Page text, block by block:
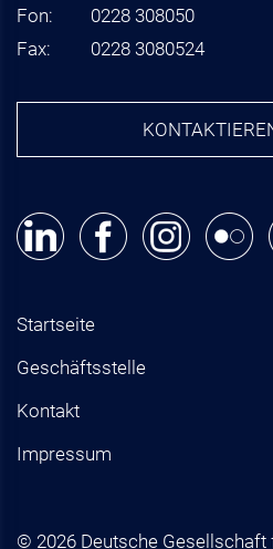
Fon:
0228 308050
Fax:
0228 3080524
Startseite
Geschäftsstelle
Kontakt
Impressum
© 2026 Deutsche Gesellschaft